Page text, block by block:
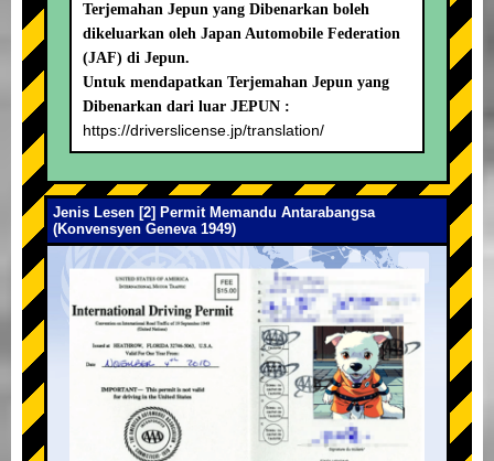
Terjemahan Jepun yang Dibenarkan boleh
dikeluarkan oleh Japan Automobile Federation
(JAF) di Jepun.
Untuk mendapatkan Terjemahan Jepun yang
Dibenarkan dari luar JEPUN :
https://driverslicense.jp/translation/
Jenis Lesen [2] Permit Memandu Antarabangsa
(Konvensyen Geneva 1949)